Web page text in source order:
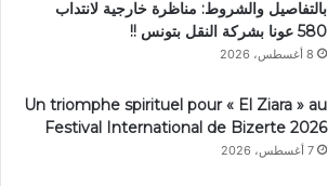
بالتفاصيل والشروط: مناظرة خارجية لانتداب
580 عونا بشركة النقل بتونس !!
8 أغسطس، 2026
Un triomphe spirituel pour « El Ziara » au
Festival International de Bizerte 2026
7 أغسطس، 2026